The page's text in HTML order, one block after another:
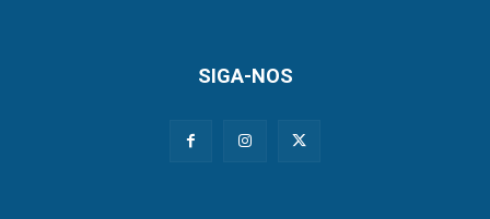
SIGA-NOS